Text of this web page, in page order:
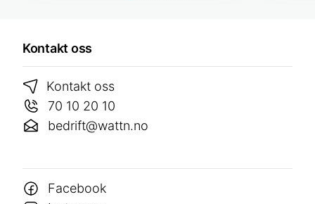
Kontakt oss
Kontakt oss
70 10 20 10
bedrift@wattn.no
Facebook